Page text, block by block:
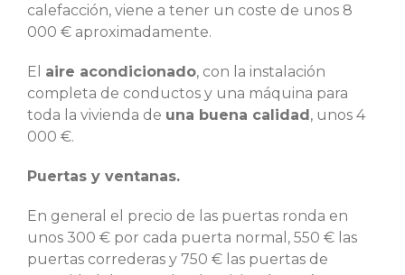
calefacción, viene a tener un coste de unos 8
000 € aproximadamente.
El aire acondicionado, con la instalación
completa de conductos y una máquina para
toda la vivienda de una buena calidad, unos 4
000 €.
Puertas y ventanas.
En general el precio de las puertas ronda en
unos 300 € por cada puerta normal, 550 € las
puertas correderas y 750 € las puertas de